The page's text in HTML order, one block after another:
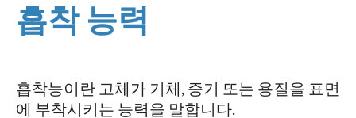
흡착 능력
흡착능이란 고체가 기체, 증기 또는 용질을 표면
에 부착시키는 능력을 말합니다.